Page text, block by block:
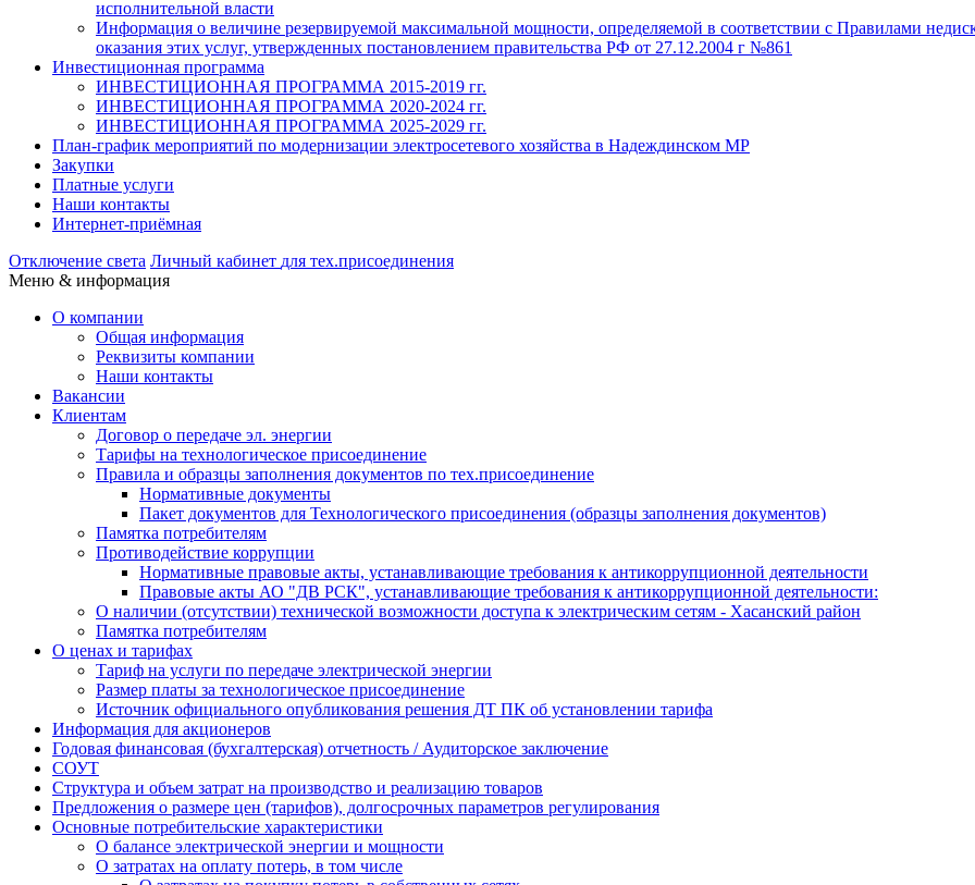
исполнительной власти
Информация о величине резервируемой максимальной мощности, определяемой в соответствии с Правилами
оказания этих услуг, утвержденных постановлением правительства РФ от 27.12.2004 г №861
Инвестиционная программа
ИНВЕСТИЦИОННАЯ ПРОГРАММА 2015-2019 гг.
ИНВЕСТИЦИОННАЯ ПРОГРАММА 2020-2024 гг.
ИНВЕСТИЦИОННАЯ ПРОГРАММА 2025-2029 гг.
План-график мероприятий по модернизации электросетевого хозяйства в Надеждинском МР
Закупки
Платные услуги
Наши контакты
Интернет-приёмная
Отключение света Личный кабинет для тех.присоединения
Меню & информация
О компании
Общая информация
Реквизиты компании
Наши контакты
Вакансии
Клиентам
Договор о передаче эл. энергии
Тарифы на технологическое присоединение
Правила и образцы заполнения документов по тех.присоединение
Нормативные документы
Пакет документов для Технологического присоединения (образцы заполнения документов)
Памятка потребителям
Противодействие коррупции
Нормативные правовые акты, устанавливающие требования к антикоррупционной деятельности
Правовые акты АО "ДВ РСК", устанавливающие требования к антикоррупционной деятельности:
О наличии (отсутствии) технической возможности доступа к электрическим сетям - Хасанский район
Памятка потребителям
О ценах и тарифах
Тариф на услуги по передаче электрической энергии
Размер платы за технологическое присоединение
Источник официального опубликования решения ДТ ПК об установлении тарифа
Информация для акционеров
Годовая финансовая (бухгалтерская) отчетность / Аудиторское заключение
СОУТ
Структура и объем затрат на производство и реализацию товаров
Предложения о размере цен (тарифов), долгосрочных параметров регулирования
Основные потребительские характеристики
О балансе электрической энергии и мощности
О затратах на оплату потерь, в том числе